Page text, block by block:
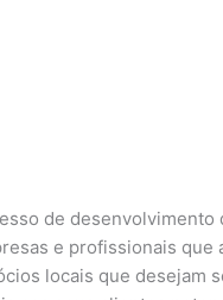
de
e profissionais que
locais que desejam